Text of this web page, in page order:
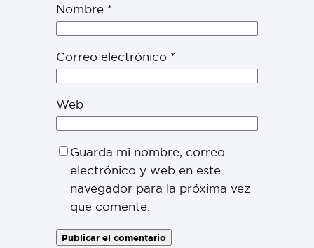
Nombre *
Correo electrónico *
Web
Guarda mi nombre, correo
electrónico y web en este
navegador para la próxima vez
que comente.